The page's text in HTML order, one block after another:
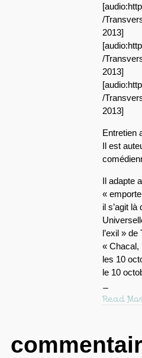
/
2013]
/
2013]
/
2013]
Entretien
Il est
Il adapte
«
il s’agit
l’exil »
« Chacal,
les 10
le 10
Read